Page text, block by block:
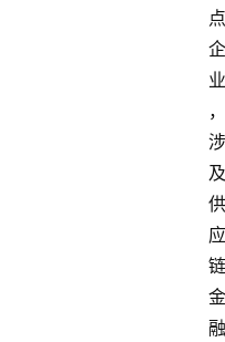
点
企
业
，
涉
及
供
应
链
金
融